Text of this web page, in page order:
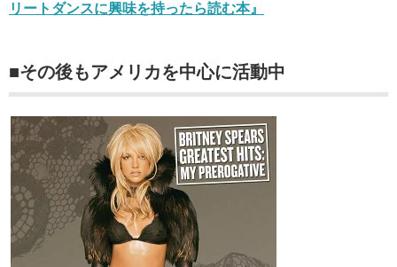
リートダンスに興味を持ったら読む本』
■その後もアメリカを中心に活動中